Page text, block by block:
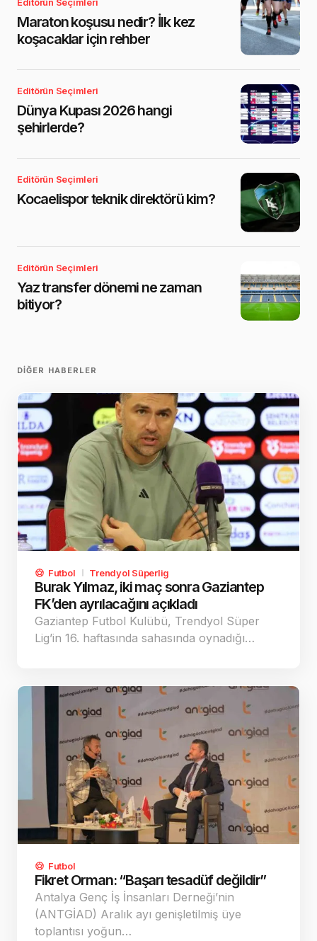
Maraton koşusu nedir? İlk kez
koşacaklar için rehber
Editörün Seçimleri
Dünya Kupası 2026 hangi
şehirlerde?
Editörün Seçimleri
Kocaelispor teknik direktörü kim?
Editörün Seçimleri
Yaz transfer dönemi ne zaman
bitiyor?
DIĞER HABERLER
Futbol Trendyol Süperlig
Burak Yılmaz, iki maç sonra Gaziantep
FK’den ayrılacağını açıkladı
Gaziantep Futbol Kulübü, Trendyol Süper
Lig’in 16. haftasında sahasında oynadığı…
Futbol
Fikret Orman: “Başarı tesadüf değildir”
Antalya Genç İş İnsanları Derneği’nin
(ANTGİAD) Aralık ayı genişletilmiş üye
toplantısı yoğun…